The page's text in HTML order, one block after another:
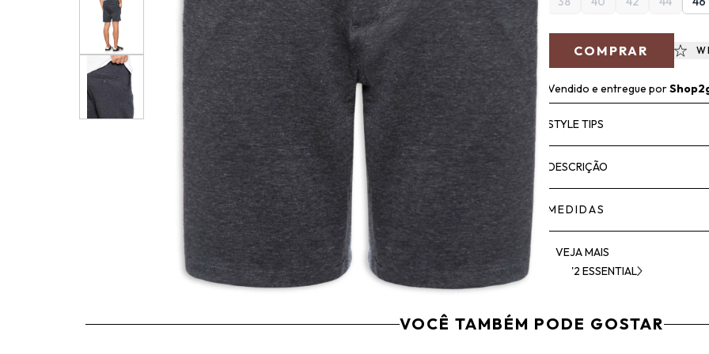
COMPRAR
Vendido e entregue por
STYLE TIPS
DESCRIÇÃO
MEDIDAS
VEJA MAIS
'2 ESSENTIAL
VOCÊ TAMBÉM PODE GOSTAR